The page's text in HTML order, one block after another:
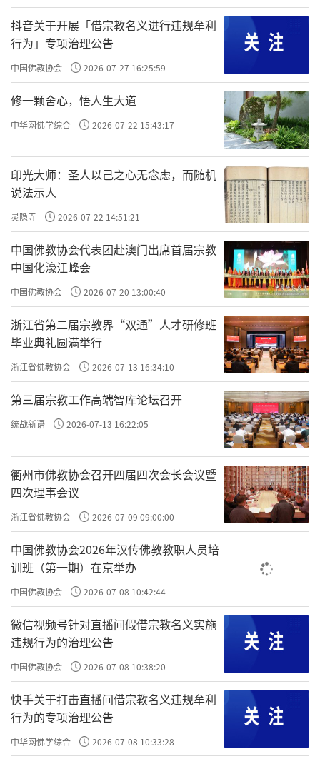
在这幅《竹林大士图》中，观音菩萨静静地坐
在竹林中，她的眼神慈悲，手执法器，周围是
翠绿的竹子，显得格外宁静而庄严。夏昶通过
这幅画作，将观音菩萨的慈悲与竹子的坚韧完
美地结合在一起，展现了一种独特的禅意之
美。
抖音关于开展「借宗教名义进行违规牟利
行为」专项治理公告
中国佛教协会 2026-07-27 16:25:59
修一颗舍心，悟人生大道
中华网佛学综合 2026-07-22 15:43:17
印光大师：圣人以己之心无念虑，而随机
说法示人
灵隐寺 2026-07-22 14:51:21
中国佛教协会代表团赴澳门出席首届宗教
中国化濠江峰会
中国佛教协会 2026-07-20 13:00:40
浙江省第二届宗教界“双通”人才研修班
毕业典礼圆满举行
浙江省佛教协会 2026-07-13 16:34:10
第三届宗教工作高端智库论坛召开
统战新语 2026-07-13 16:22:05
衢州市佛教协会召开四届四次会长会议暨
四次理事会议
浙江省佛教协会 2026-07-09 09:00:00
中国佛教协会2026年汉传佛教教职人员培
训班（第一期）在京举办
中国佛教协会 2026-07-08 10:42:44
微信视频号针对直播间假借宗教名义实施
违规行为的治理公告
中国佛教协会 2026-07-08 10:38:20
快手关于打击直播间借宗教名义违规牟利
行为的专项治理公告
中华网佛学综合 2026-07-08 10:33:28